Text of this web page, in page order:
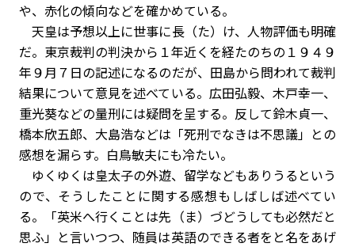
や、赤化の傾向などを確かめている。
天皇は予想以上に世事に長（た）け、人物評価も明確
だ。東京裁判の判決から１年近くを経たのちの１９４９
年９月７日の記述になるのだが、田島から問われて裁判
結果について意見を述べている。広田弘毅、木戸幸一、
重光葵などの量刑には疑問を呈する。反して鈴木貞一、
橋本欣五郎、大島浩などは「死刑でなきは不思議」との
感想を漏らす。白鳥敏夫にも冷たい。
ゆくゆくは皇太子の外遊、留学などもありうるという
ので、そうしたことに関する感想もしばしば述べてい
る。「英米へ行くことは先（ま）づどうしても必然だと
思ふ」と言いつつ、随員は英語のできる者をと名をあげ